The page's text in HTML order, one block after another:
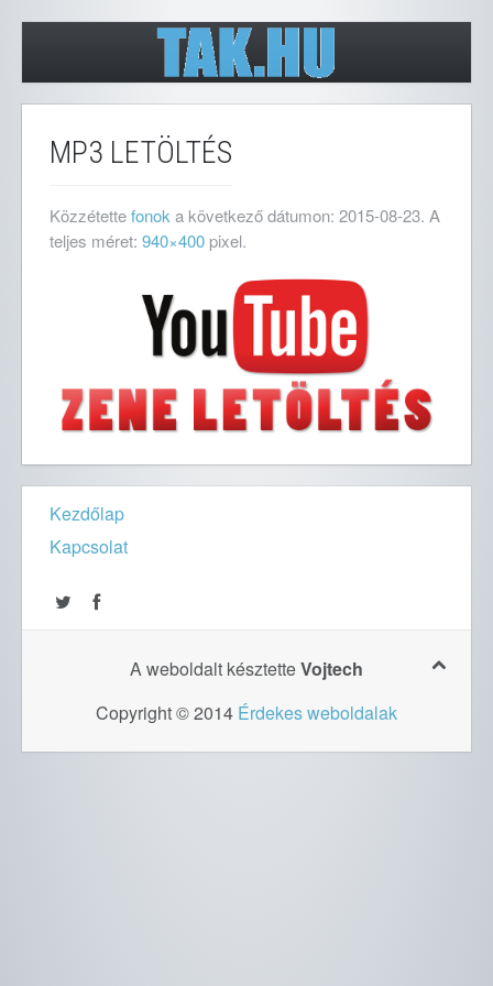
MP3 LETÖLTÉS
Közzétettefonok a következő dátumon: 2015-08-23. A
teljes méret: 940×400 pixel.
Kezdőlap
Kapcsolat
A weboldalt késztetteVojtech
Copyright © 2014 Érdekes weboldalak